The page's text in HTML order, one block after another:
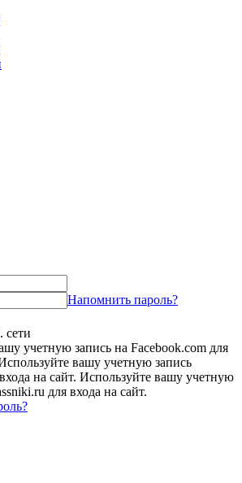
Напомнить пароль?
сети
учетную запись на Facebook.com для
вашу учетную запись
на сайт. Используйте вашу учетную
для входа на сайт.